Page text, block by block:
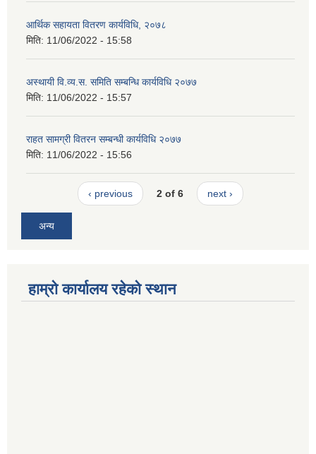
आर्थिक सहायता वितरण कार्यविधि, २०७८
मिति: 11/06/2022 - 15:58
अस्थायी वि.व्य.स. समिति सम्बन्धि कार्यविधि २०७७
मिति: 11/06/2022 - 15:57
राहत सामग्री वितरन सम्बन्धी कार्यविधि २०७७
मिति: 11/06/2022 - 15:56
‹ previous 2 of 6 next ›
अन्य
हाम्रो कार्यालय रहेको स्थान